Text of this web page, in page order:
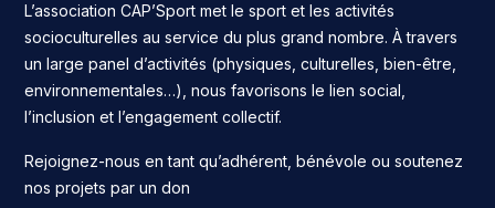
L’association CAP’Sport met le sport et les activités
socioculturelles au service du plus grand nombre. À travers
un large panel d’activités (physiques, culturelles, bien-être,
environnementales…), nous favorisons le lien social,
l’inclusion et l’engagement collectif.
Rejoignez-nous en tant qu’adhérent, bénévole ou soutenez
nos projets par un don